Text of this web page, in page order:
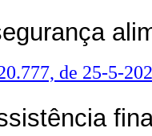
de 25-5-